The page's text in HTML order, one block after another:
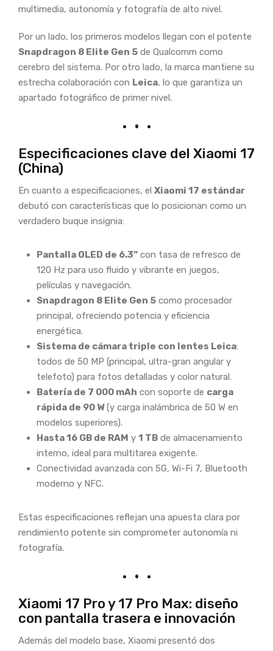
multimedia, autonomía y fotografía de alto nivel.
Por un lado, los primeros modelos llegan con el potente
Snapdragon 8 Elite Gen 5 de Qualcomm como
cerebro del sistema. Por otro lado, la marca mantiene su
estrecha colaboración con Leica, lo que garantiza un
apartado fotográfico de primer nivel.
Especificaciones clave del Xiaomi 17
(China)
En cuanto a especificaciones, el Xiaomi 17 estándar
debutó con características que lo posicionan como un
verdadero buque insignia:
Pantalla OLED de 6.3” con tasa de refresco de
120 Hz para uso fluido y vibrante en juegos,
películas y navegación.
Snapdragon 8 Elite Gen 5 como procesador
principal, ofreciendo potencia y eficiencia
energética.
Sistema de cámara triple con lentes Leica:
todos de 50 MP (principal, ultra-gran angular y
telefoto) para fotos detalladas y color natural.
Batería de 7 000 mAh con soporte de carga
rápida de 90 W(y carga inalámbrica de 50 W en
modelos superiores).
Hasta 16 GB de RAM y 1 TB de almacenamiento
interno, ideal para multitarea exigente.
Conectividad avanzada con 5G, Wi-Fi 7, Bluetooth
moderno y NFC.
Estas especificaciones reflejan una apuesta clara por
rendimiento potente sin comprometer autonomía ni
fotografía.
Xiaomi 17 Pro y 17 Pro Max: diseño
con pantalla trasera e innovación
Además del modelo base, Xiaomi presentó dos